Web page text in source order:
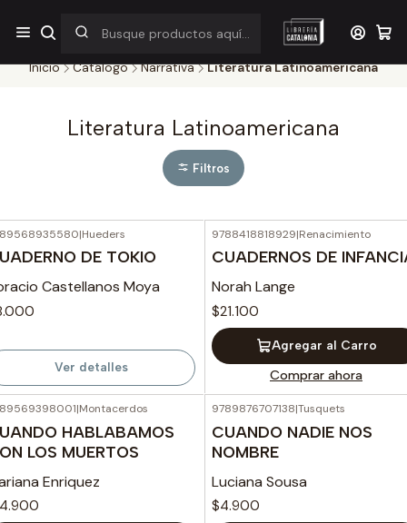
¡Por pocos días! Despacho a $1.000 en RM por compras sobre
$38.000
Inicio Catálogo Narrativa Literatura Latinoamericana
Literatura Latinoamericana
Filtros
Agotado |Hueders
DE TOKIO
Castellanos Moya
Ver detalles
9788418818929|Renacimiento
CUADERNOS DE
Norah Lange
$21.100
Agregar al Carro
Comprar ahora
|Montacerdos
HABLABAMOS
LOS MUERTOS
Enriquez
9789876707138|Tusquets
CUANDO NADIE NOS
NOMBRE
Luciana Sousa
$4.900